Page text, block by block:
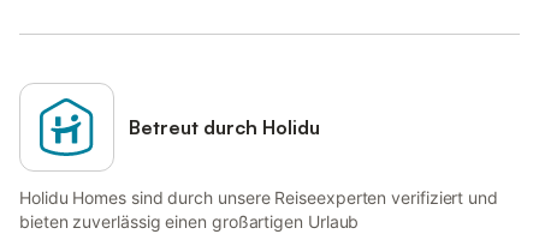
Betreut durch Holidu
Holidu Homes sind durch unsere Reiseexperten verifiziert und
bieten zuverlässig einen großartigen Urlaub